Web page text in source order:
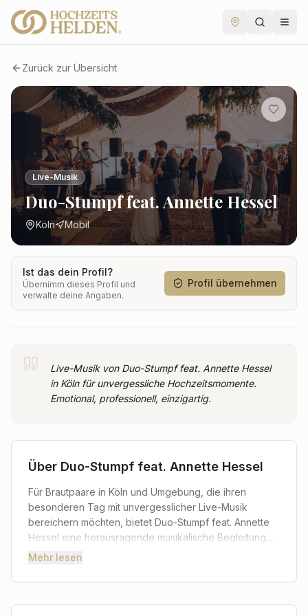
Zurück zur Übersicht
Live-Musik
Duo-Stumpf feat. Annette Hessel
Köln Mobil
Ist das dein Profil?
Übernimm dieses Profil und
verwalte deine Angaben.
Profil übernehmen
Live-Musik von Duo-Stumpf feat. Annette Hessel
in Köln für unvergessliche Hochzeitsmomente.
Emotional, professionell, einzigartig.
Über Duo-Stumpf feat. Annette Hessel
Für Brautpaare in Köln und Umgebung, die ihren
besonderen Tag mit unvergesslicher Live-Musik
bereichern möchten, bietet Duo-Stumpf feat. Annette
Hessel eine herausragende musikalische Begleitung.
Dieses talentierte Ensemble versteht es, die
umrahmen und schafft so eine harmonische
Mehr lesen